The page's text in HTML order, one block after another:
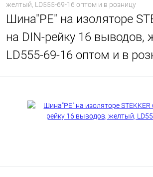
желтый, LD555-69-16 оптом и в розницу
Шина"PE" на изоляторе
на DIN-рейку 16 выводов,
LD555-69-16 оптом и в